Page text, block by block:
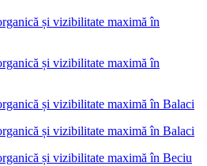
și vizibilitate maximă în
și vizibilitate maximă în
și vizibilitate maximă în Balaci
și vizibilitate maximă în Balaci
și vizibilitate maximă în Beciu